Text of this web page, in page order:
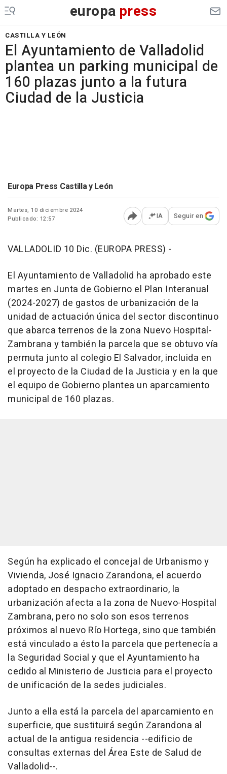
europa press
CASTILLA Y LEÓN
El Ayuntamiento de Valladolid
plantea un parking municipal de
160 plazas junto a la futura
Ciudad de la Justicia
Europa Press Castilla y León
Martes, 10 diciembre 2024
Publicado: 12:57
Abrir opciones para
IA Seguir en
VALLADOLID 10 Dic. (EUROPA PRESS) -
El Ayuntamiento de Valladolid ha aprobado este
martes en Junta de Gobierno el Plan Interanual
(2024-2027) de gastos de urbanización de la
unidad de actuación única del sector discontinuo
que abarca terrenos de la zona Nuevo Hospital-
Zambrana y también la parcela que se obtuvo vía
permuta junto al colegio El Salvador, incluida en
el proyecto de la Ciudad de la Justicia y en la que
el equipo de Gobierno plantea un aparcamiento
municipal de 160 plazas.
Según ha explicado el concejal de Urbanismo y
Vivienda, José Ignacio Zarandona, el acuerdo
adoptado en despacho extraordinario, la
urbanización afecta a la zona de Nuevo-Hospital
Zambrana, pero no solo son esos terrenos
próximos al nuevo Río Hortega, sino que también
está vinculado a ésto la parcela que pertenecía a
la Seguridad Social y que el Ayuntamiento ha
cedido al Ministerio de Justicia para el proyecto
de unificación de la sedes judiciales.
Junto a ella está la parcela del aparcamiento en
superficie, que sustituirá según Zarandona al
actual de la antigua residencia --edificio de
consultas externas del Área Este de Salud de
Valladolid--.